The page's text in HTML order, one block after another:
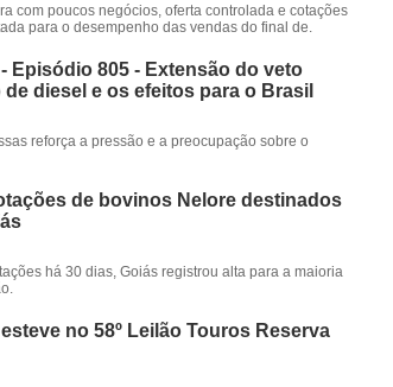
com poucos negócios, oferta controlada e cotações
para o desempenho das vendas do final de.
Episódio 805 - Extensão do veto
diesel e os efeitos para o Brasil
reforça a pressão e a preocupação sobre o
de bovinos Nelore destinados
há 30 dias, Goiás registrou alta para a maioria
no 58º Leilão Touros Reserva